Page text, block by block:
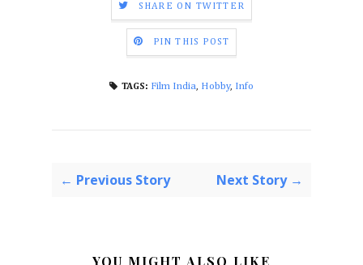
SHARE ON TWITTER
PIN THIS POST
TAGS: Film India, Hobby, Info
← Previous Story Next Story →
YOU MIGHT ALSO LIKE